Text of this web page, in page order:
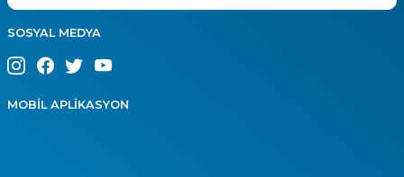
SOSYAL MEDYA
MOBİL APLİKASYON